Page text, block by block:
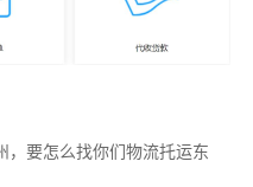
，要怎么找你们物流托运东